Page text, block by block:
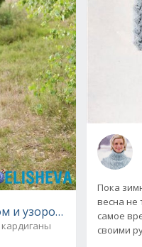
и узором из кос
Пока
весна не
самое
своими